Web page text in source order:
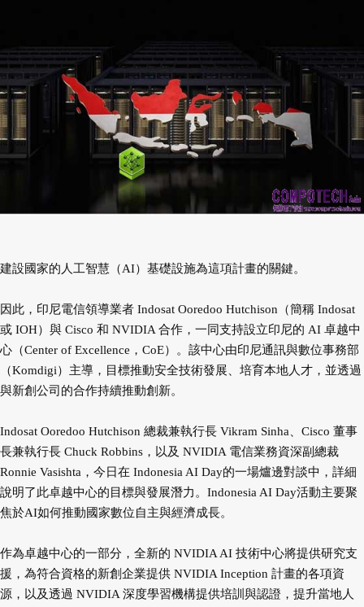
建設國家的人工智慧（AI）基礎設施為這項計畫的關鍵。
因此，印尼電信領導業者 Indosat Ooredoo Hutchison（簡稱 Indosat
或 IOH）與 Cisco 和 NVIDIA 合作，一同支持設立印尼的 AI 卓越中
心（Center of Excellence，CoE）。該中心由印尼通訊與數位事務部
（Komdigi）主導，目標推動安全技術發展、培育本地人才，並透過
與新創公司的合作持續推動創新。
Indosat Ooredoo Hutchison 總裁兼執行長 Vikram Sinha、Cisco 董事
長兼執行長 Chuck Robbins，以及 NVIDIA 電信業務資深副總裁
Ronnie Vasishta，今日在 Indonesia AI Day的一場爐邊對談中，詳細
說明了此卓越中心的目標與發展潛力。Indonesia AI Day活動主要聚
焦於AI如何推動國家數位自主與經濟成長。
作為卓越中心的一部分，全新的 NVIDIA AI 技術中心將提供研究支
援，為符合資格的新創企業提供 NVIDIA Inception 計畫的各項資
源，以及透過 NVIDIA 深度學習機構提供培訓與認證，提升當地人